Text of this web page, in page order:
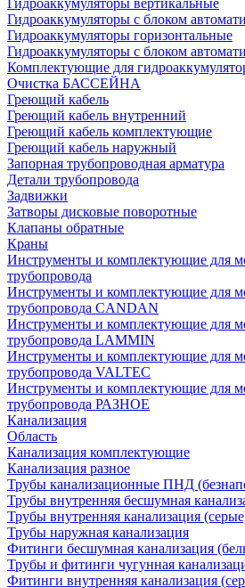
Гидроаккумуляторы вертикальные
Гидроаккумуляторы с блоком
Гидроаккумуляторы горизонтальные
Гидроаккумуляторы с блоком
Комплектующие для
Очистка БАССЕЙНА
Греющий кабель
Греющий кабель внутренний
Греющий кабель комплектующие
Греющий кабель наружный
Запорная трубопроводная арматура
Детали трубопровода
Задвижки
Затворы дисковые поворотные
Клапаны обратные
Краны
Инструменты и комплектующие для
трубопровода
Инструменты и комплектующие для
трубопровода CANDAN
Инструменты и комплектующие для
трубопровода LAMMIN
Инструменты и комплектующие для
трубопровода VALTEC
Инструменты и комплектующие для
трубопровода РАЗНОЕ
Канализация
Область
Канализация комплектующие
Канализация разное
Трубы канализационные ПНД
Трубы внутренняя бесшумная
Трубы внутренняя канализация
Трубы наружная канализация
Фитинги бесшумная канализация
Трубы и фитинги чугунная
Фитинги внутренняя канализация